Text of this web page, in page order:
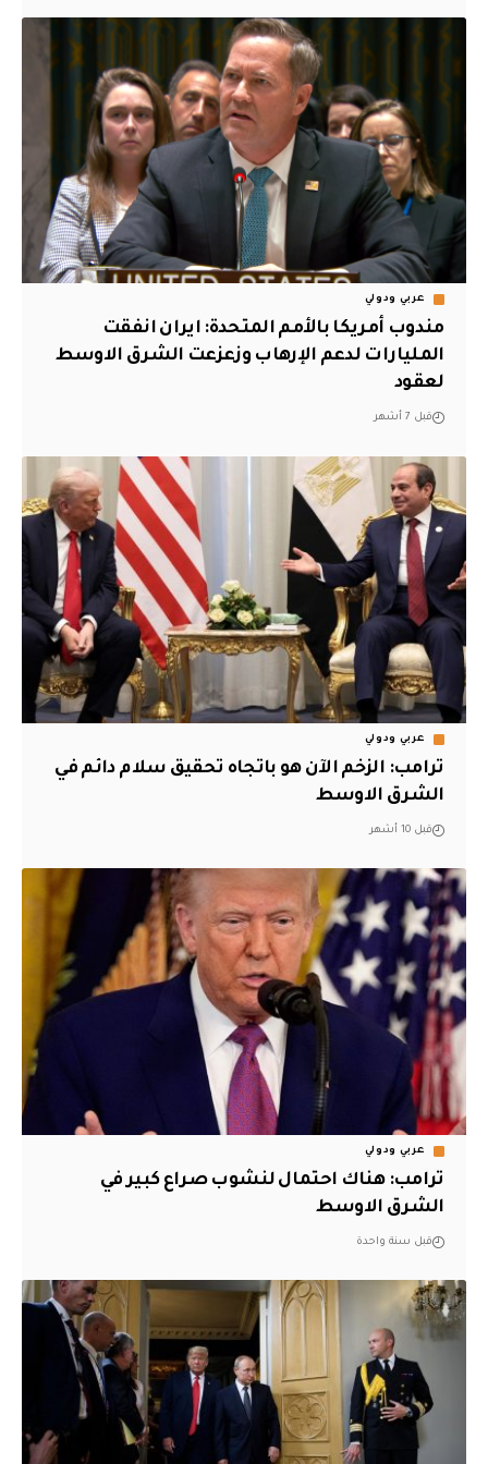
عربي ودولي
مندوب أمريكا بالأمم المتحدة: ايران انفقت
المليارات لدعم الإرهاب وزعزعت الشرق الاوسط
لعقود
قبل 7 أشهر
عربي ودولي
ترامب: الزخم الآن هو باتجاه تحقيق سلام دائم في
الشرق الاوسط
قبل 10 أشهر
عربي ودولي
ترامب: هناك احتمال لنشوب صراع كبير في
الشرق الاوسط
قبل سنة واحدة